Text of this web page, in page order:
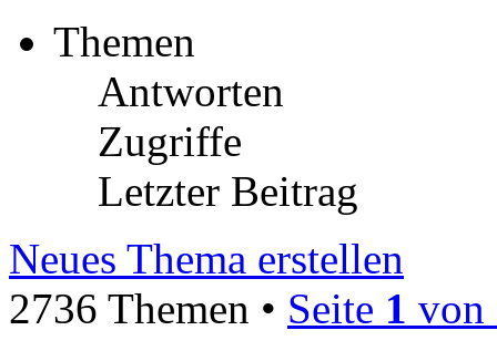
Themen
Antworten
Zugriffe
Letzter Beitrag
Neues Thema erstellen
2736 Themen • Seite 1 von